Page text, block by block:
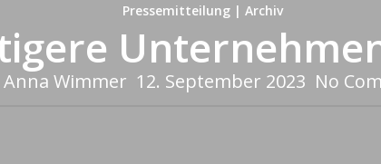
Pressemitteilung | Archiv
Anna Wimmer 12. September 2023 No